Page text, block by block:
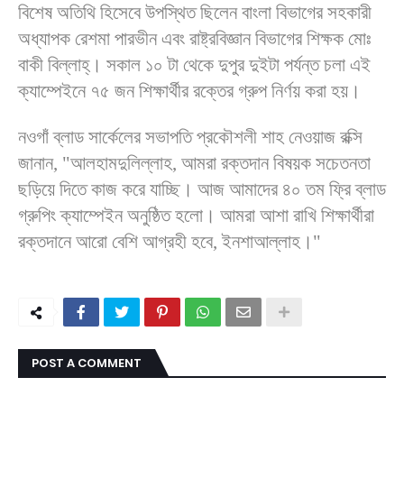
বিশেষ অতিথি হিসেবে উপস্থিত ছিলেন বাংলা বিভাগের সহকারী
অধ্যাপক রেশমা পারভীন এবং রাষ্ট্রবিজ্ঞান বিভাগের শিক্ষক মোঃ
বাকী বিল্লাহ্। সকাল ১০ টা থেকে দুপুর দুইটা পর্যন্ত চলা এই
ক্যাম্পেইনে ৭৫ জন শিক্ষার্থীর রক্তের গ্রুপ নির্ণয় করা হয়।
নওগাঁ ব্লাড সার্কেলের সভাপতি প্রকৌশলী শাহ নেওয়াজ রক্সি
জানান, "আলহামদুলিল্লাহ, আমরা রক্তদান বিষয়ক সচেতনতা
ছড়িয়ে দিতে কাজ করে যাচ্ছি। আজ আমাদের ৪০ তম ফ্রি ব্লাড
গ্রুপিং ক্যাম্পেইন অনুষ্ঠিত হলো। আমরা আশা রাখি শিক্ষার্থীরা
রক্তদানে আরো বেশি আগ্রহী হবে, ইনশাআল্লাহ।"
POST A COMMENT